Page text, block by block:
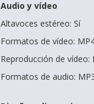
Audio y vídeo
Altavoces estéreo: Sí
Formatos de vídeo:
Reproducción de vídeo:
Formatos de audio: